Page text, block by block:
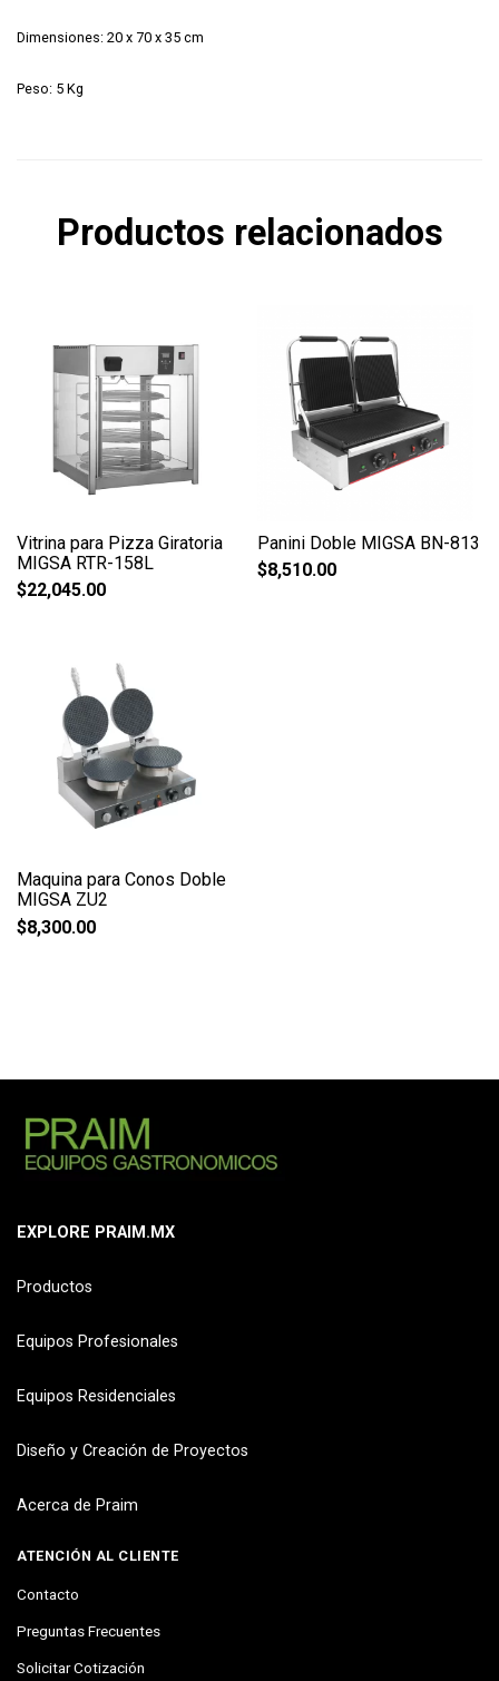
Dimensiones: 20 x 70 x 35 cm
Peso: 5 Kg
Productos relacionados
Vitrina para Pizza Giratoria
MIGSA RTR-158L
$22,045.00
Panini Doble MIGSA BN-813
$8,510.00
Maquina para Conos Doble
MIGSA ZU2
$8,300.00
EXPLORE PRAIM.MX
Productos
Equipos Profesionales
Equipos Residenciales
Diseño y Creación de Proyectos
Acerca de Praim
ATENCIÓN AL CLIENTE
Contacto
Preguntas Frecuentes
Solicitar Cotización